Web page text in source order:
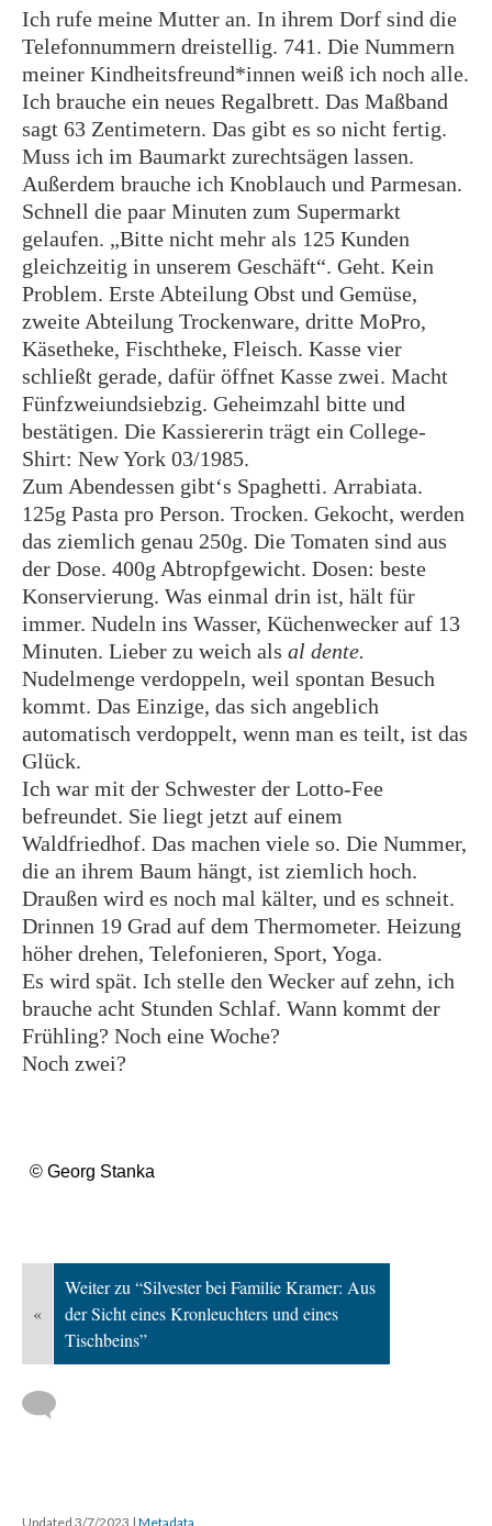
Ich rufe meine Mutter an. In ihrem Dorf sind die
Telefonnummern dreistellig. 741. Die Nummern
meiner Kindheitsfreund*innen weiß ich noch alle.
Ich brauche ein neues Regalbrett. Das Maßband
sagt 63 Zentimetern. Das gibt es so nicht fertig.
Muss ich im Baumarkt zurechtsägen lassen.
Außerdem brauche ich Knoblauch und Parmesan.
Schnell die paar Minuten zum Supermarkt
gelaufen. „Bitte nicht mehr als 125 Kunden
gleichzeitig in unserem Geschäft“. Geht. Kein
Problem. Erste Abteilung Obst und Gemüse,
zweite Abteilung Trockenware, dritte MoPro,
Käsetheke, Fischtheke, Fleisch. Kasse vier
schließt gerade, dafür öffnet Kasse zwei. Macht
Fünfzweiundsiebzig. Geheimzahl bitte und
bestätigen. Die Kassiererin trägt ein College-
Shirt: New York 03/1985.
Zum Abendessen gibt‘s Spaghetti. Arrabiata.
125g Pasta pro Person. Trocken. Gekocht, werden
das ziemlich genau 250g. Die Tomaten sind aus
der Dose. 400g Abtropfgewicht. Dosen: beste
Konservierung. Was einmal drin ist, hält für
immer. Nudeln ins Wasser, Küchenwecker auf 13
Minuten. Lieber zu weich als al dente.
Nudelmenge verdoppeln, weil spontan Besuch
kommt. Das Einzige, das sich angeblich
automatisch verdoppelt, wenn man es teilt, ist das
Glück.
Ich war mit der Schwester der Lotto-Fee
befreundet. Sie liegt jetzt auf einem
Waldfriedhof. Das machen viele so. Die Nummer,
die an ihrem Baum hängt, ist ziemlich hoch.
Draußen wird es noch mal kälter, und es schneit.
Drinnen 19 Grad auf dem Thermometer. Heizung
höher drehen, Telefonieren, Sport, Yoga.
Es wird spät. Ich stelle den Wecker auf zehn, ich
brauche acht Stunden Schlaf. Wann kommt der
Frühling? Noch eine Woche?
Noch zwei?
© Georg Stanka
«
Weiter zu “Silvester bei Familie Kramer: Aus
der Sicht eines Kronleuchters und eines
Tischbeins”
Updated 3/7/2023 | Metadata